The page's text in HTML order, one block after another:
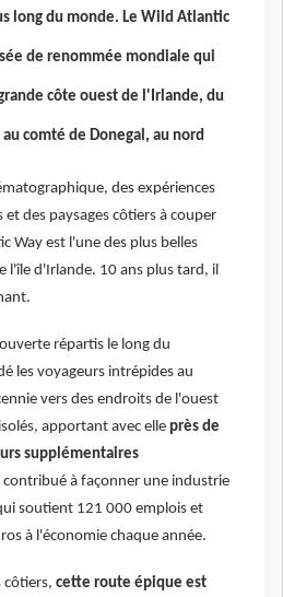
long du monde. Le Wild Atlantic
de renommée mondiale qui
côte ouest de l'Irlande, du
comté de Donegal, au nord
des expériences
des paysages côtiers à couper
Way est l'une des plus belles
l'île d'Irlande. 10 ans plus tard, il
répartis le long du
les voyageurs intrépides au
vers des endroits de l'ouest
apportant avec elle près de
supplémentaires
contribué à façonner une industrie
soutient 121 000 emplois et
à l'économie chaque année.
côtiers, cette route épique est